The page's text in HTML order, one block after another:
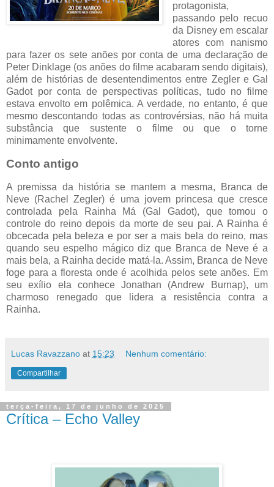
protagonista,
passando pelo recuo
da Disney em escalar
atores com nanismo
para fazer os sete anões por conta de uma declaração de
Peter Dinklage (os anões do filme acabaram sendo digitais),
além de histórias de desentendimentos entre Zegler e Gal
Gadot por conta de perspectivas políticas, tudo no filme
estava envolto em polêmica. A verdade, no entanto, é que
mesmo descontando todas as controvérsias, não há muita
substância que sustente o filme ou que o torne
minimamente envolvente.
Conto antigo
A premissa da história se mantem a mesma, Branca de
Neve (Rachel Zegler) é uma jovem princesa que cresce
controlada pela Rainha Má (Gal Gadot), que tomou o
controle do reino depois da morte de seu pai. A Rainha é
obcecada pela beleza e por ser a mais bela do reino, mas
quando seu espelho mágico diz que Branca de Neve é a
mais bela, a Rainha decide matá-la. Assim, Branca de Neve
foge para a floresta onde é acolhida pelos sete anões. Em
seu exílio ela conhece Jonathan (Andrew Burnap), um
charmoso renegado que lidera a resistência contra a
Rainha.
Lucas Ravazzano at 15:23 Nenhum comentário:
Compartilhar
terça-feira, 17 de junho de 2025
Crítica – Echo Valley